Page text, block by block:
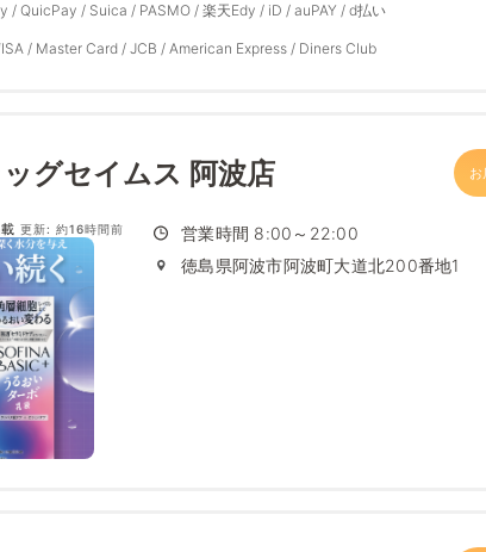
/ QuicPay / Suica / PASMO / 楽天Edy / iD / auPAY / d払い
/ Master Card / JCB / American Express / Diners Club
ッグセイムス 阿波店 お
更新: 約16時間前
営業時間 8:00～22:00
徳島県阿波市阿波町大道北200番地1